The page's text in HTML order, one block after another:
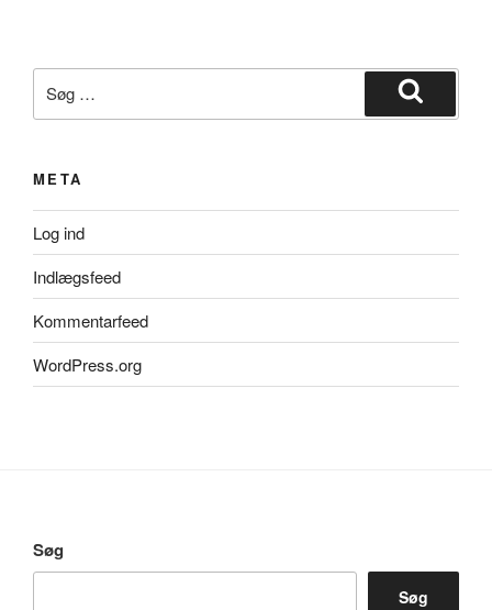
efter:
Søg
META
Log ind
Indlægsfeed
Kommentarfeed
WordPress.org
Søg
Søg